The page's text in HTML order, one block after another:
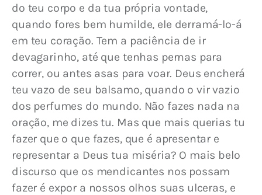
do teu corpo e da tua própria vontade,
quando fores bem humilde, ele derramá-lo-á
em teu coração. Tem a paciência de ir
devagarinho, até que tenhas pernas para
correr, ou antes asas para voar. Deus encherá
teu vazo de seu balsamo, quando o vir vazio
dos perfumes do mundo. Não fazes nada na
oração, me dizes tu. Mas que mais querias tu
fazer que o que fazes, que é apresentar e
representar a Deus tua miséria? O mais belo
discurso que os mendicantes nos possam
fazer é expor a nossos olhos suas ulceras, e